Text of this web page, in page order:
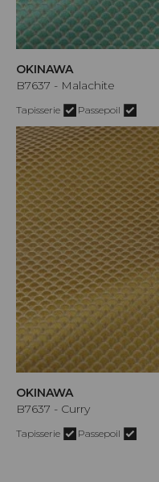
OKINAWA
B7637 - Malachite
Tapisserie Passepoil
OKINAWA
B7637 - Curry
Tapisserie Passepoil